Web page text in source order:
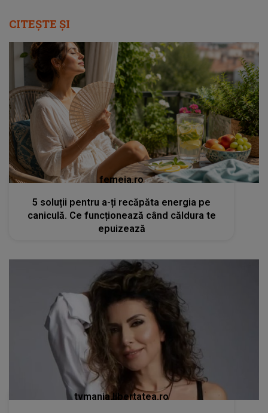
CITEȘTE ȘI
femeia.ro
5 soluții pentru a-ți recăpăta energia pe
caniculă. Ce funcționează când căldura te
epuizează
tvmania.libertatea.ro